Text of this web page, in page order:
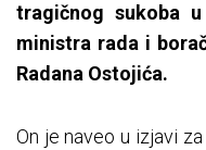
tragičnog sukoba
ministra rada i
Radana Ostojića.
On je naveo u izjavi